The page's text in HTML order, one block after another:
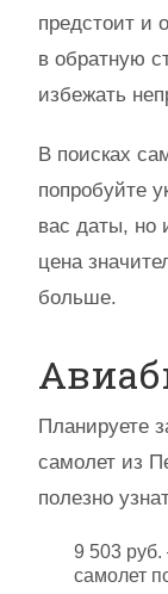
предстоит и
в обратную
избежать
В поисках
попробуйте
вас даты, но
цена
больше.
Планируете
самолет из
полезно
9 503 руб.
самолет